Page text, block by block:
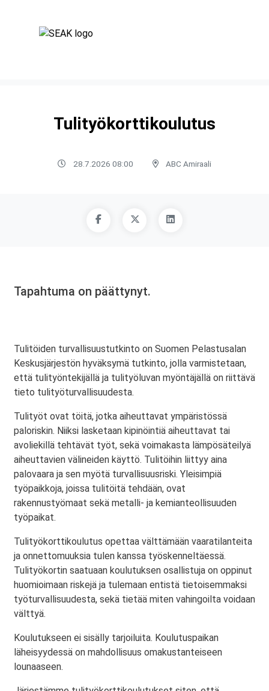
Tulityökorttikoulutus
28.7.2026 08:00 ABC Amiraali
Tapahtuma on päättynyt.
Tulitöiden turvallisuustutkinto on Suomen Pelastusalan
Keskusjärjestön hyväksymä tutkinto, jolla varmistetaan,
että tulityöntekijällä ja tulityöluvan myöntäjällä on riittävä
tieto tulityöturvallisuudesta.
Tulityöt ovat töitä, jotka aiheuttavat ympäristössä
paloriskin. Niiksi lasketaan kipinöintiä aiheuttavat tai
avoliekillä tehtävät työt, sekä voimakasta lämpösäteilyä
aiheuttavien välineiden käyttö. Tulitöihin liittyy aina
palovaara ja sen myötä turvallisuusriski. Yleisimpiä
työpaikkoja, joissa tulitöitä tehdään, ovat
rakennustyömaat sekä metalli- ja kemianteollisuuden
työpaikat.
Tulityökorttikoulutus opettaa välttämään vaaratilanteita
ja onnettomuuksia tulen kanssa työskenneltäessä.
Tulityökortin saatuaan koulutuksen osallistuja on oppinut
huomioimaan riskejä ja tulemaan entistä tietoisemmaksi
työturvallisuudesta, sekä tietää miten vahingoilta voidaan
välttyä.
Koulutukseen ei sisälly tarjoiluita. Koulutuspaikan
läheisyydessä on mahdollisuus omakustanteiseen
lounaaseen.